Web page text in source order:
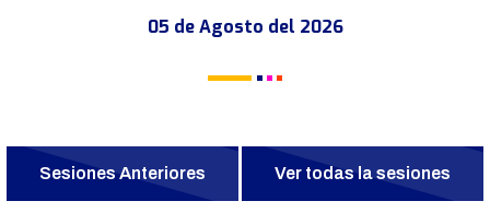
05 de Agosto del 2026
Sesiones Anteriores Ver todas la sesiones